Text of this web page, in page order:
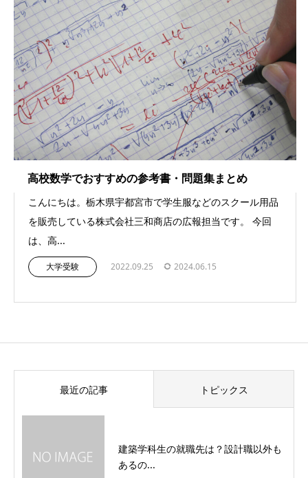
高校数学でおすすめの参考書・問題集まとめ
こんにちは。栃木県宇都宮市で学生服などのスクール用品
を販売している株式会社三和商店の広報担当です。 今回
は、高...
大学受験 2022.09.25 2024.06.15
最近の記事 トピックス
建築学科生の就職先は？設計職以外も
あるの...